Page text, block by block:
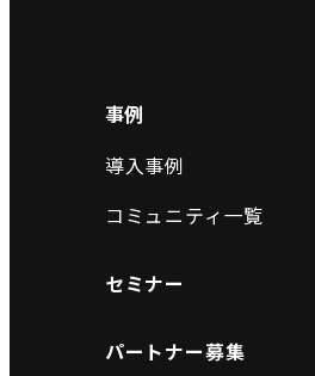
事例
導入事例
コミュニティ一覧
セミナー
パートナー募集